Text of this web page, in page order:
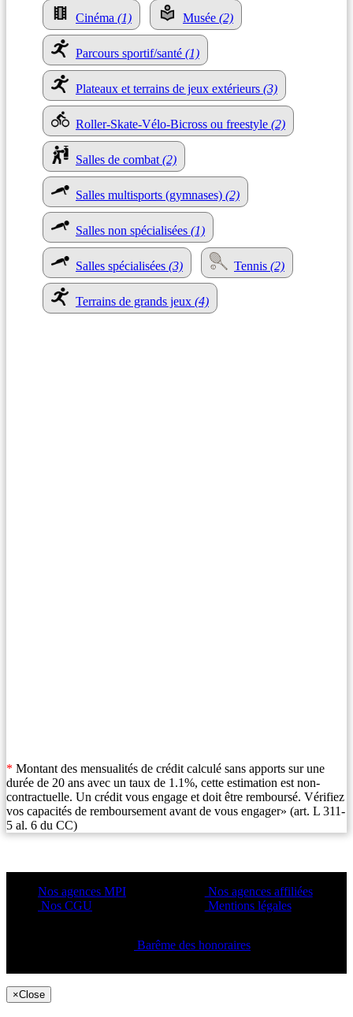
Cinéma (1) Musée (2)
Parcours sportif/santé (1)
Plateaux et terrains de jeux extérieurs (3)
Roller-Skate-Vélo-Bicross ou freestyle (2)
Salles de combat (2)
Salles multisports (gymnases) (2)
Salles non spécialisées (1)
Salles spécialisées (3) Tennis (2)
Terrains de grands jeux (4)
* Montant des mensualités de crédit calculé sans apports sur une
durée de 20 ans avec un taux de 1.1%, cette estimation est non-
contractuelle. Un crédit vous engage et doit être remboursé. Vérifiez
vos capacités de remboursement avant de vous engager» (art. L 311-
5 al. 6 du CC)
Nos agences MPI
Nos CGU
Nos agences affiliées
Mentions légales
Barême des honoraires
×Close